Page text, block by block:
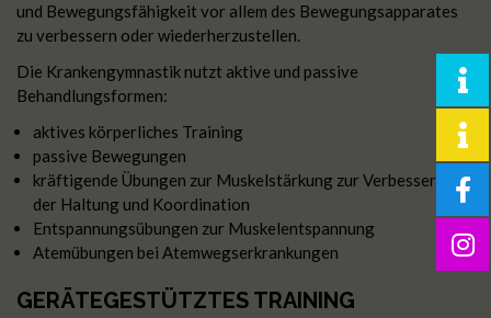
und Bewegungsfähigkeit vor allem des Bewegungsapparates
zu verbessern oder wiederherzustellen.
Die Krankengymnastik nutzt aktive und passive
Behandlungsformen:
aktives körperliches Training
passive Bewegungen
kräftigende Übungen zur Muskelstärkung zur Verbesserung
der Haltung und Koordination
Entspannungsübungen zur Muskelentspannung
Atemübungen bei Atemwegserkrankungen
GERÄTEGESTÜTZTES TRAINING